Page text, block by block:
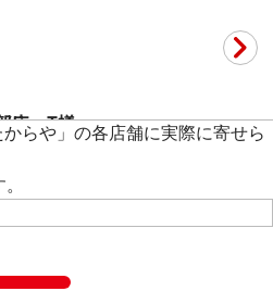
とても丁寧に対応して頂きまし
らや」の各店舗に実際に寄せら